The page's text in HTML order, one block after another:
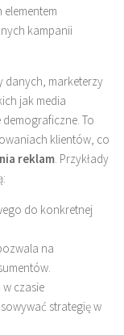
elementem
kampanii
danych, marketerzy
jak media
To
klientów, co
reklam . Przykłady
do konkretnej
na
czasie
strategię w